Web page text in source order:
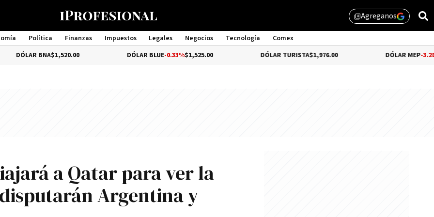
library_addAgreganos
Política Finanzas Impuestos Legales Negocios Tecnología
Comex
Management
$1,520.00 -0.33%$1,525.00 DÓLAR TURISTA$1,976.00 -3.28%$1,529.31
a Qatar para ver la
Argentina y